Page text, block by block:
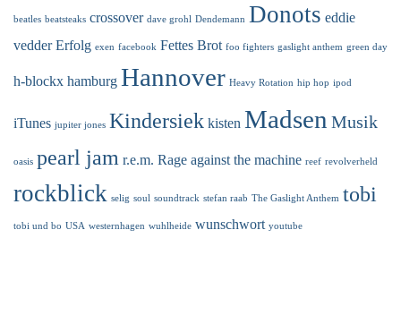
beatles beatsteaks crossover dave grohl Dendemann Donots eddie
vedder Erfolg exen facebook Fettes Brot foo fighters gaslight anthem green day
h-blockx hamburg Hannover Heavy Rotation hip hop ipod
iTunes jupiter jones Kindersiek kisten Madsen Musik
oasis pearl jam r.e.m. Rage against the machine reef revolverheld
rockblick selig soul soundtrack stefan raab The Gaslight Anthem tobi
tobi und bo USA westernhagen wuhlheide wunschwort youtube